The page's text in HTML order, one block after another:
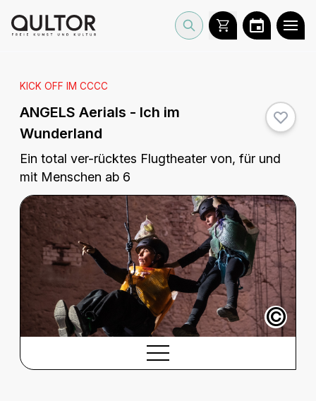
KICK OFF IM CCCC
ANGELS Aerials - Ich im
Wunderland
Ein total ver-rücktes Flugtheater von, für und
mit Menschen ab 6
©